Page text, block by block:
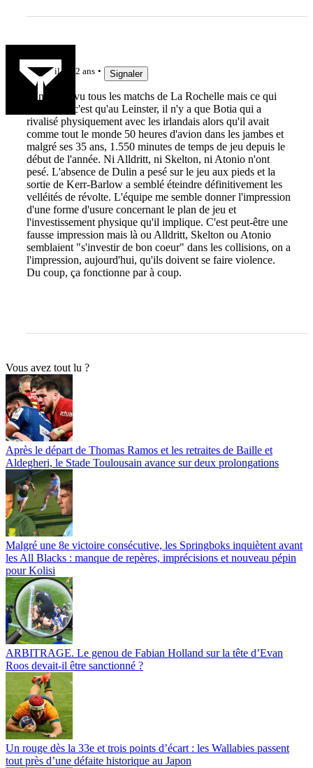
il y a 2 ans Signaler
Je n'ai pas vu tous les matchs de La Rochelle mais ce qui
est certain c'est qu'au Leinster, il n'y a que Botia qui a
rivalisé physiquement avec les irlandais alors qu'il avait
comme tout le monde 50 heures d'avion dans les jambes et
malgré ses 35 ans, 1.550 minutes de temps de jeu depuis le
début de l'année. Ni Alldritt, ni Skelton, ni Atonio n'ont
pesé. L'absence de Dulin a pesé sur le jeu aux pieds et la
sortie de Kerr-Barlow a semblé éteindre définitivement les
velléités de révolte. L'équipe me semble donner l'impression
d'une forme d'usure concernant le plan de jeu et
l'investissement physique qu'il implique. C'est peut-être une
fausse impression mais là ou Alldritt, Skelton ou Atonio
semblaient "s'investir de bon coeur" dans les collisions, on a
l'impression, aujourd'hui, qu'ils doivent se faire violence.
Du coup, ça fonctionne par à coup.
Vous avez tout lu ?
Après le départ de Thomas Ramos et les retraites de Baille et
Aldegheri, le Stade Toulousain avance sur deux prolongations
Malgré une 8e victoire consécutive, les Springboks inquiètent avant
les All Blacks : manque de repères, imprécisions et nouveau pépin
pour Kolisi
ARBITRAGE. Le genou de Fabian Holland sur la tête d’Evan
Roos devait-il être sanctionné ?
Un rouge dès la 33e et trois points d’écart : les Wallabies passent
tout près d’une défaite historique au Japon